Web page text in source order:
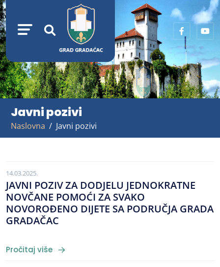
Javni pozivi
Naslovna Javni pozivi
14.03.2025.
JAVNI POZIV ZA DODJELU JEDNOKRATNE
NOVČANE POMOĆI ZA SVAKO
NOVOROĐENO DIJETE SA PODRUČJA GRADA
GRADAČAC
Pročitaj više